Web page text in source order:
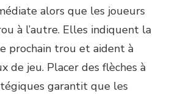
alors que les joueurs
à l’autre. Elles indiquent la
prochain trou et aident à
de jeu. Placer des flèches à
garantit que les